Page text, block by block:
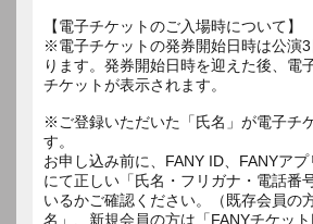
【電子チケットのご入場時について】
※電子チケットの発券開始日時は公演
ります。発券開始日時を迎えた後、電
チケットが表示されます。
※ご登録いただいた「氏名」が電子チ
す。
お申し込み前に、FANY ID、FANYア
にて正しい「氏名・フリガナ・電話番
いるかご確認ください。（既存会員の
名」、新規会員の方は「FANYチケット